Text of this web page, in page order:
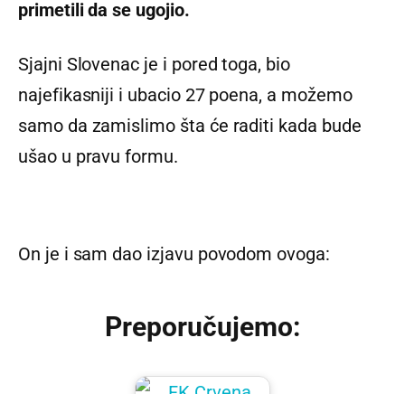
primetili da se ugojio.
Sjajni Slovenac je i pored toga, bio
najefikasniji i ubacio 27 poena, a možemo
samo da zamislimo šta će raditi kada bude
ušao u pravu formu.
On je i sam dao izjavu povodom ovoga:
Preporučujemo: